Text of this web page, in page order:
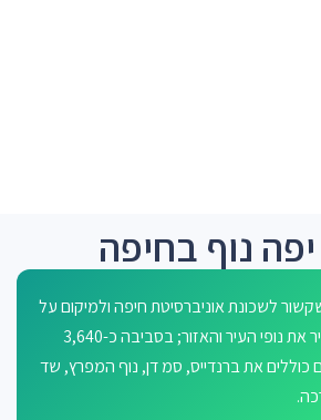
נוף בחיפה
לשכונת אוניברסיטת חיפה ולמיקום על
הר הכרמל. השם מזכיר את נופי העיר והאזור; בסביבה כ-3,640
כוללים את ברנדייס, סמ דן, נוף המפרץ, שד